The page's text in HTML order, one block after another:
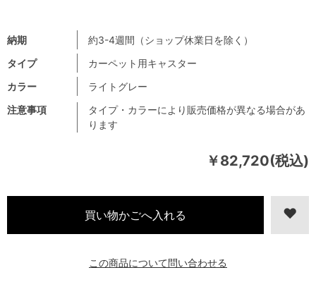
￥82,720(税込)
注意事項
タイプ・カラーにより販売価格が異なる場合があ
ります
納期
約3-4週間（ショップ休業日を除く）
タイプ
カーペット用キャスター
カラー
ライトグレー
この商品について問い合わせる